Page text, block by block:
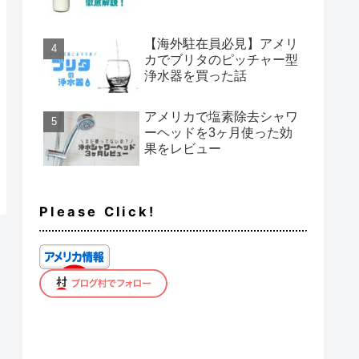
【海外駐在員必見】アメリ
カでブリタのピッチャー型
浄水器を買った話
アメリカで塩素除去シャワ
ーヘッドを3ヶ月使った効
果をレビュー
Please Click!